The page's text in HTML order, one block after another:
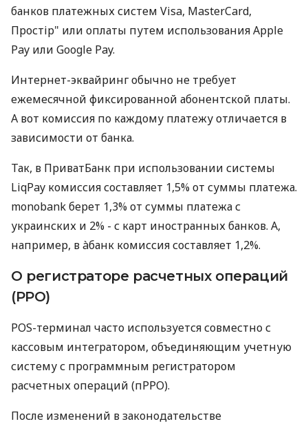
банков платежных систем Visa, MasterCard,
Простір" или оплаты путем использования Apple
Pay или Google Pay.
Интернет-эквайринг обычно не требует
ежемесячной фиксированной абонентской платы.
А вот комиссия по каждому платежу отличается в
зависимости от банка.
Так, в ПриватБанк при использовании системы
LiqPay комиссия составляет 1,5% от суммы платежа.
monobank берет 1,3% от суммы платежа с
украинских и 2% - с карт иностранных банков. А,
например, в àбанк комиссия составляет 1,2%.
О регистраторе расчетных операций
(РРО)
POS-терминал часто используется совместно с
кассовым интегратором, объединяющим учетную
систему с программным регистратором
расчетных операций (пРРО).
После изменений в законодательстве